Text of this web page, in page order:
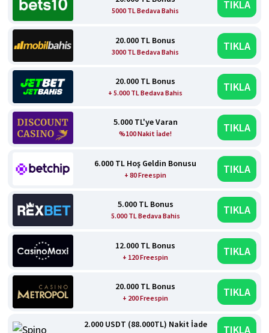
5000 TL Bedava Bahis TIKLA
20.000 TL Bonus
3000 TL Bedava Bahis TIKLA
20.000 TL Bonus
+ 5.000 TL Bedava Bahis TIKLA
5.000 TL'ye Varan
%100 Nakit İade! TIKLA
6.000 TL Hoş Geldin Bonusu
+ 80 Freespin TIKLA
5.000 TL Bonus
5.000 TL Bedava Bahis TIKLA
12.000 TL Bonus
+ 120 Freespin TIKLA
20.000 TL Bonus
+ 200 Freespin TIKLA
2.000 USDT (88.000TL) Nakit İade TIKLA